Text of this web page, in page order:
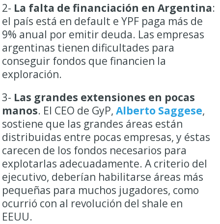
2- La falta de financiación en Argentina:
el país está en default e YPF paga más de
9% anual por emitir deuda. Las empresas
argentinas tienen dificultades para
conseguir fondos que financien la
exploración.
3- Las grandes extensiones en pocas
manos. El CEO de GyP,Alberto Saggese,
sostiene que las grandes áreas están
distribuidas entre pocas empresas, y éstas
carecen de los fondos necesarios para
explotarlas adecuadamente. A criterio del
ejecutivo, deberían habilitarse áreas más
pequeñas para muchos jugadores, como
ocurrió con al revolución del shale en
EEUU.